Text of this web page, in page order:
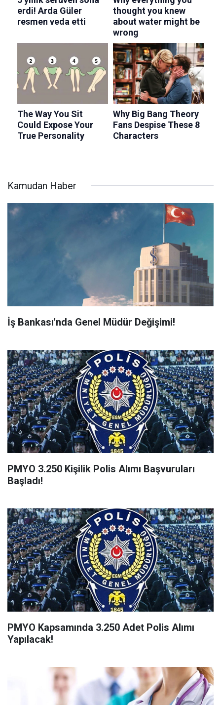
Kamudan Haber
İş Bankası'nda Genel Müdür Değişimi!
PMYO 3.250 Kişilik Polis Alımı Başvuruları
Başladı!
PMYO Kapsamında 3.250 Adet Polis Alımı
Yapılacak!